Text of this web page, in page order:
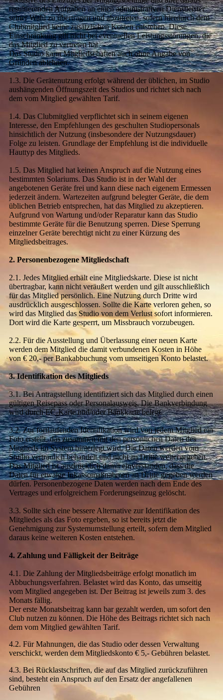
resultierenden Aufgaben an einen administrativen Dienstleister
seiner Wahl zu übertragen und abzutreten, sofern hierdurch dem
Clubmitglied keine zusätzlichen Kosten entstehen. Diese
Einschränkung gilt nicht bei eventuellen Leistungsstörungen, die
das Mitglied zu vertreten hat.
Das Studio kann Mitgliedschaften auch ohne Angabe von
Gründen ablehnen.
1.3. Die Gerätenutzung erfolgt während der üblichen, im Studio
aushängenden Öffnungszeit des Studios und richtet sich nach
dem vom Mitglied gewählten Tarif.
1.4. Das Clubmitglied verpflichtet sich in seinem eigenen
Interesse, den Empfehlungen des geschulten Studiopersonals
hinsichtlich der Nutzung (insbesondere der Nutzungsdauer)
Folge zu leisten. Grundlage der Empfehlung ist die individuelle
Hauttyp des Mitglieds.
1.5. Das Mitglied hat keinen Anspruch auf die Nutzung eines
bestimmten Solariums. Das Studio ist in der Wahl der
angebotenen Geräte frei und kann diese nach eigenem Ermessen
jederzeit ändern. Wartezeiten aufgrund belegter Geräte, die dem
üblichen Betrieb entsprechen, hat das Mitglied zu akzeptieren.
Aufgrund von Wartung und/oder Reparatur kann das Studio
bestimmte Geräte für die Benutzung sperren. Diese Sperrung
einzelner Geräte berechtigt nicht zu einer Kürzung des
Mitgliedsbeitrages.
2. Personenbezogene Mitgliedschaft
2.1. Jedes Mitglied erhält eine Mitgliedskarte. Diese ist nicht
übertragbar, kann nicht veräußert werden und gilt ausschließlich
für das Mitglied persönlich. Eine Nutzung durch Dritte wird
ausdrücklich ausgeschlossen. Sollte die Karte verloren gehen, so
wird das Mitglied das Studio von dem Verlust sofort informieren.
Dort wird die Karte gesperrt, um Missbrauch vorzubeugen.
2.2. Für die Ausstellung und Überlassung einer neuen Karte
werden dem Mitglied die damit verbundenen Kosten in Höhe
von € 20,- per Bankabbuchung vom umseitigen Konto belastet.
3. Identifikation des Mitglieds
3.1. Bei Antragstellung identifiziert sich das Mitglied durch einen
gültigen Reisepass oder Personalausweis. Die Bankverbindung
wird durch EC-Karte und/oder Bankkarte belegt.
3.2. Zur fortlaufenden Identifikation wird von jedem Mitglied ein
Foto erstellt, das zusammen mit den persönlichen Daten des
Mitglieds im System hinterlegt wird. Die Daten werden vom
Studio vertraulich behandelt und nicht an Dritte weitergegeben.
Das Mitglied ist ausdrücklich damit einverstanden, dass die
Daten für etwaige Inkassomaßnahmen an Dritte gegeben werden
dürfen. Personenbezogene Daten werden nach dem Ende des
Vertrages und erfolgreichem Forderungseinzug gelöscht.
3.3. Sollte sich eine bessere Alternative zur Identifikation des
Mitgliedes als das Foto ergeben, so ist bereits jetzt die
Genehmigung zur Systemumstellung erteilt, sofern dem Mitglied
daraus keine weiteren Kosten entstehen.
4. Zahlung und Fälligkeit der Beiträge
4.1. Die Zahlung der Mitgliedsbeiträge erfolgt monatlich im
Abbuchungsverfahren. Belastet wird das Konto, das umseitig
vom Mitglied angegeben ist. Der Beitrag ist jeweils zum 3. des
Monats fällig.
Der erste Monatsbeitrag kann bar gezahlt werden, um sofort den
Club nutzen zu können. Die Höhe des Beitrags richtet sich nach
dem vom Mitglied gewählten Tarif.
4.2. Für Mahnungen, die das Studio oder dessen Verwaltung
verschickt, werden dem Mitgliedskonto € 5,- Gebühren belastet.
4.3. Bei Rücklastschriften, die auf das Mitglied zurückzuführen
sind, besteht ein Anspruch auf den Ersatz der angefallenen
Gebühren